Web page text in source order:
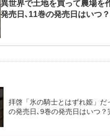
異世界で土地を買って農場を
発売日､11巻の発売日はいつ
拝啓「氷の騎士とはずれ姫」
の発売日､9巻の発売日はいつ？